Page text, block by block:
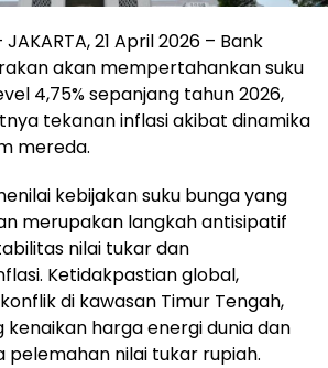
JAKARTA, 21 April 2026 – Bank
akan mempertahankan suku
4,75% sepanjang tahun 2026,
tekanan inflasi akibat dinamika
mereda.
kebijakan suku bunga yang
merupakan langkah antisipatif
nilai tukar dan
Ketidakpastian global,
di kawasan Timur Tengah,
harga energi dunia dan
nilai tukar rupiah.